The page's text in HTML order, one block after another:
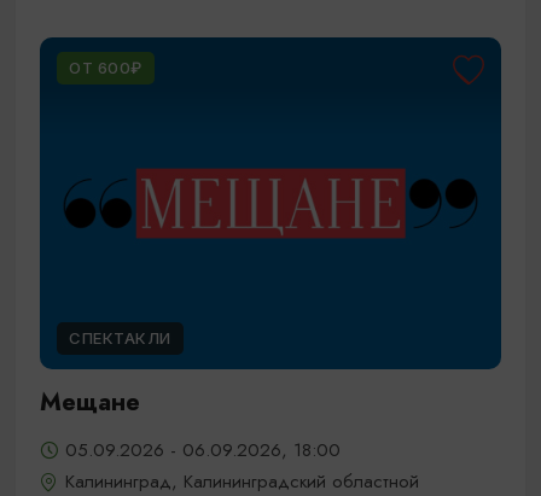
ОТ 600₽
СПЕКТАКЛИ
Мещане
05.09.2026 - 06.09.2026, 18:00
Калининград, Калининградский областной